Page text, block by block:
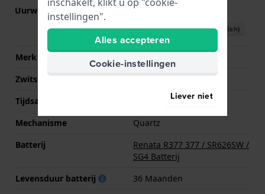
Uurwerk nr. 2035
Download handboek (English)
Merk uurwerk
Miyota
Zwitsers uurwerk
Nee
Tijdsaanduiding
Mechanisme
Quartz
Batterij
Renata R377 377 / SR626SW /
SG4 Batterij
Levensduur batterij
36 Maanden
instellingen".
Alles accepteren
Cookie-instellingen
Liever niet